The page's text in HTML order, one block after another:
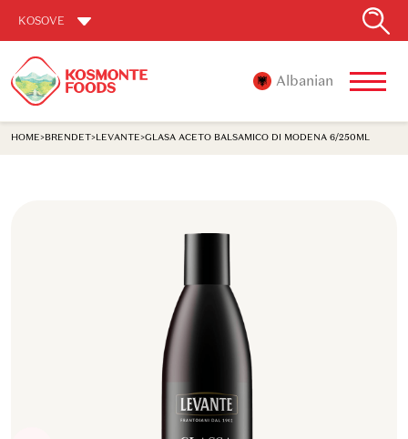
KOSOVE
Albanian
HOME>BRENDET>LEVANTE>GLASA ACETO BALSAMICO DI MODENA 6/250ML